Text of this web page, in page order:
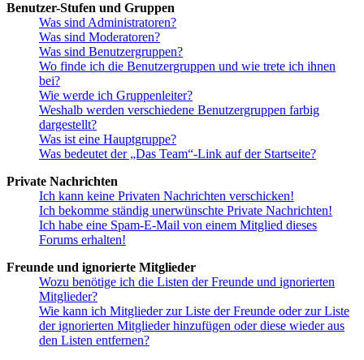
Benutzer-Stufen und Gruppen
Was sind Administratoren?
Was sind Moderatoren?
Was sind Benutzergruppen?
Wo finde ich die Benutzergruppen und wie trete ich ihnen
bei?
Wie werde ich Gruppenleiter?
Weshalb werden verschiedene Benutzergruppen farbig
dargestellt?
Was ist eine Hauptgruppe?
Was bedeutet der „Das Team“-Link auf der Startseite?
Private Nachrichten
Ich kann keine Privaten Nachrichten verschicken!
Ich bekomme ständig unerwünschte Private Nachrichten!
Ich habe eine Spam-E-Mail von einem Mitglied dieses
Forums erhalten!
Freunde und ignorierte Mitglieder
Wozu benötige ich die Listen der Freunde und ignorierten
Mitglieder?
Wie kann ich Mitglieder zur Liste der Freunde oder zur Liste
der ignorierten Mitglieder hinzufügen oder diese wieder aus
den Listen entfernen?